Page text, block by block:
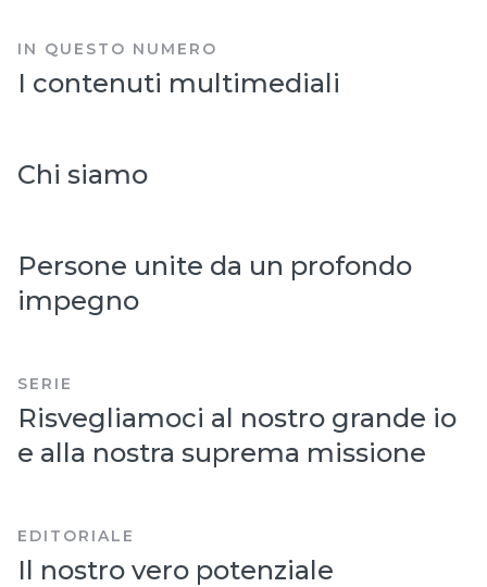
IN QUESTO NUMERO
I contenuti multimediali
Chi siamo
Persone unite da un profondo
impegno
SERIE
Risvegliamoci al nostro grande io
e alla nostra suprema missione
EDITORIALE
Il nostro vero potenziale